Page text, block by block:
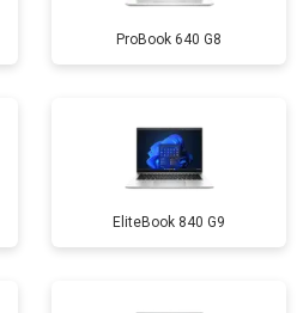
ProBook 640 G8
EliteBook 840 G9